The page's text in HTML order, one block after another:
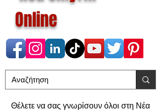
Online
Θέλετε να σας γνωρίσουν όλοι στη Νέα